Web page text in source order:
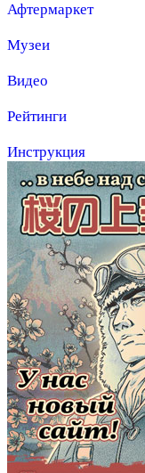
Афтермаркет
Музеи
Видео
Рейтинги
Инструкция